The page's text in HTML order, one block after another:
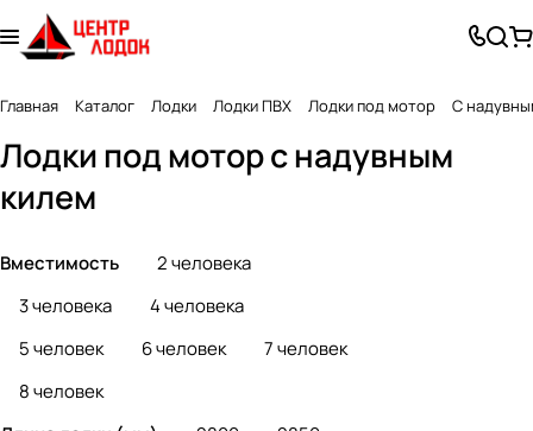
Главная Каталог Лодки Лодки ПВХ Лодки под мотор С
Лодки под мотор с надувным
килем
Вместимость
2 человека
3 человека
4 человека
5 человек
6 человек
7 человек
8 человек